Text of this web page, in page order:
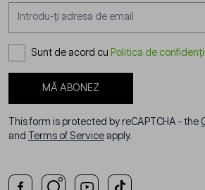
Sunt de acord cu Politica de
MĂ ABONEZ
This form is protected by reCAPTCHA - the
and
Terms of Service apply.